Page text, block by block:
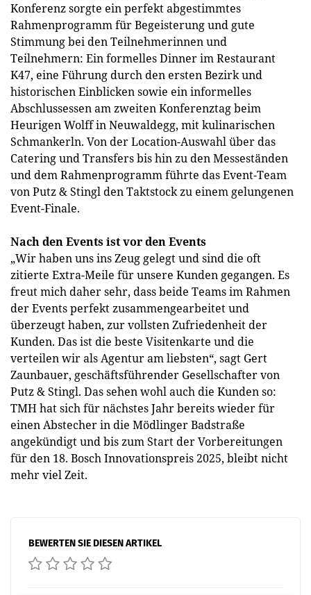
Konferenz sorgte ein perfekt abgestimmtes
Rahmenprogramm für Begeisterung und gute
Stimmung bei den Teilnehmerinnen und
Teilnehmern: Ein formelles Dinner im Restaurant
K47, eine Führung durch den ersten Bezirk und
historischen Einblicken sowie ein informelles
Abschlussessen am zweiten Konferenztag beim
Heurigen Wolff in Neuwaldegg, mit kulinarischen
Schmankerln. Von der Location-Auswahl über das
Catering und Transfers bis hin zu den Messeständen
und dem Rahmenprogramm führte das Event-Team
von Putz & Stingl den Taktstock zu einem gelungenen
Event-Finale.
Nach den Events ist vor den Events
„Wir haben uns ins Zeug gelegt und sind die oft
zitierte Extra-Meile für unsere Kunden gegangen. Es
freut mich daher sehr, dass beide Teams im Rahmen
der Events perfekt zusammengearbeitet und
überzeugt haben, zur vollsten Zufriedenheit der
Kunden. Das ist die beste Visitenkarte und die
verteilen wir als Agentur am liebsten“, sagt Gert
Zaunbauer, geschäftsführender Gesellschafter von
Putz & Stingl. Das sehen wohl auch die Kunden so:
TMH hat sich für nächstes Jahr bereits wieder für
einen Abstecher in die Mödlinger Badstraße
angekündigt und bis zum Start der Vorbereitungen
für den 18. Bosch Innovationspreis 2025, bleibt nicht
mehr viel Zeit.
BEWERTEN SIE DIESEN ARTIKEL